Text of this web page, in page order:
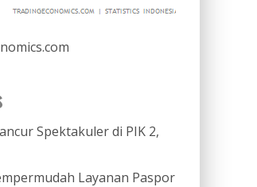
Spektakuler di PIK 2,
Layanan Paspor